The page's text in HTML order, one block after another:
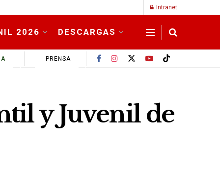
Intranet
2026 DESCARGAS
PRENSA
y Juvenil de